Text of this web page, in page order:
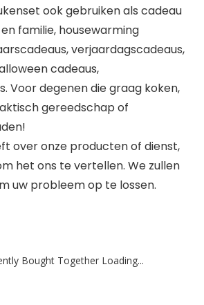
ook gebruiken als cadeau
familie, housewarming
verjaardagscadeaus,
cadeaus,
Voor degenen die graag koken,
gereedschap of
over onze producten of dienst,
het ons te vertellen. We zullen
uw probleem op te lossen.
Bought Together Loading...